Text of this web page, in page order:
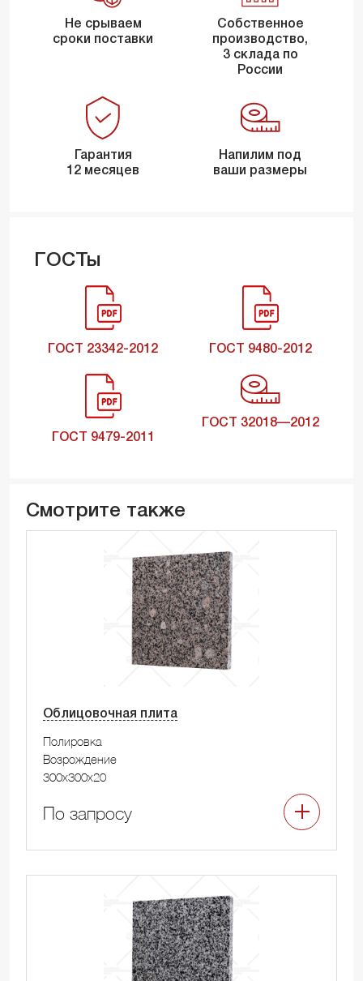
Не срываем
сроки поставки
Собственное
производство,
3 склада по
России
Гарантия
12 месяцев
Напилим под
ваши размеры
ГОСТы
ГОСТ 23342-2012 ГОСТ 9480-2012
ГОСТ 9479-2011
ГОСТ 32018—2012
Смотрите также
Облицовочная плита
Полировка
Возрождение
300x300x20
По запросу